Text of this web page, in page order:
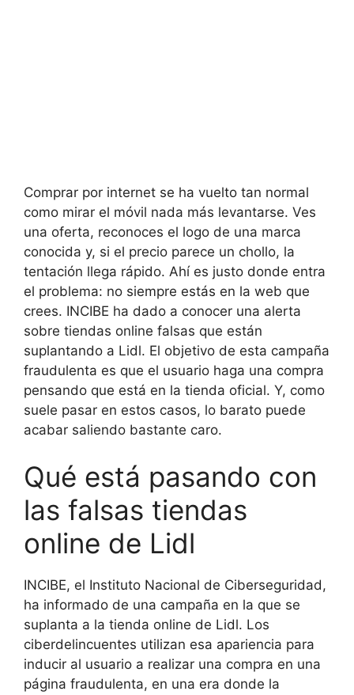
Comprar por internet se ha vuelto tan normal
como mirar el móvil nada más levantarse. Ves
una oferta, reconoces el logo de una marca
conocida y, si el precio parece un chollo, la
tentación llega rápido. Ahí es justo donde entra
el problema: no siempre estás en la web que
crees. INCIBE ha dado a conocer una alerta
sobre tiendas online falsas que están
suplantando a Lidl. El objetivo de esta campaña
fraudulenta es que el usuario haga una compra
pensando que está en la tienda oficial. Y, como
suele pasar en estos casos, lo barato puede
acabar saliendo bastante caro.
Qué está pasando con
las falsas tiendas
online de Lidl
INCIBE, el Instituto Nacional de Ciberseguridad,
ha informado de una campaña en la que se
suplanta a la tienda online de Lidl. Los
ciberdelincuentes utilizan esa apariencia para
inducir al usuario a realizar una compra en una
página fraudulenta, en una era donde la